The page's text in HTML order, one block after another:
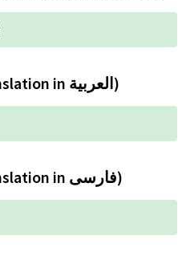
Naslov (automatic translation in العربية)
Naslov (automatic translation in فارسی)